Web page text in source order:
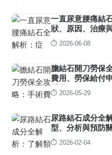
一直尿意腰痛結
狀、原因、治療
⏱️ 2026-06-08
膽結石開刀勞保
費用、勞保給付
看懂
⏱️ 2026-05-29
尿路結石成分全
型、分析與預防
⏱️ 2026-02-04